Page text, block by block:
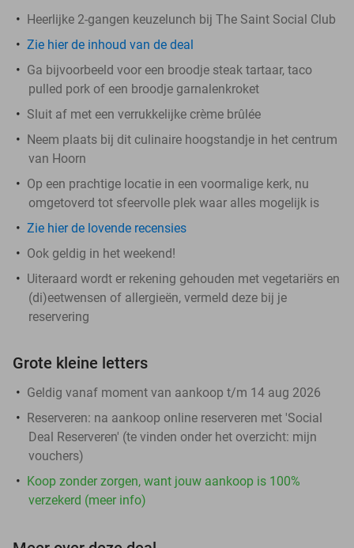
Heerlijke 2-gangen keuzelunch bij The Saint Social Club
Zie hierde inhoud van de deal
Ga bijvoorbeeld voor een broodje steak tartaar, taco
pulled pork of een broodje garnalenkroket
Sluit af met een verrukkelijke crème brûlée
Neem plaats bij dit culinaire hoogstandje in het centrum
van Hoorn
Op een prachtige locatie in een voormalige kerk, nu
omgetoverd tot sfeervolle plek waar alles mogelijk is
Zie hier de lovende recensies
Ook geldig in het weekend!
Uiteraard wordt er rekening gehouden met vegetariërs en
(di)eetwensen of allergieën, vermeld deze bij je
reservering
Grote kleine letters
Geldig vanaf moment van aankoop t/m 14 aug 2026
Reserveren: na aankoop online reserveren met 'Social
Deal Reserveren' (te vinden onder het overzicht: mijn
vouchers)
Koop zonder zorgen, want jouw aankoop is 100%
verzekerd (meer info)